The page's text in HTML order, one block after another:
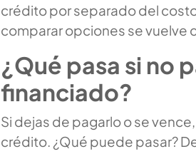
crédito por separado del
comparar opciones se vuelve
¿Qué pasa si no
financiado?
Si dejas de pagarlo o se
crédito. ¿Qué puede pasar?